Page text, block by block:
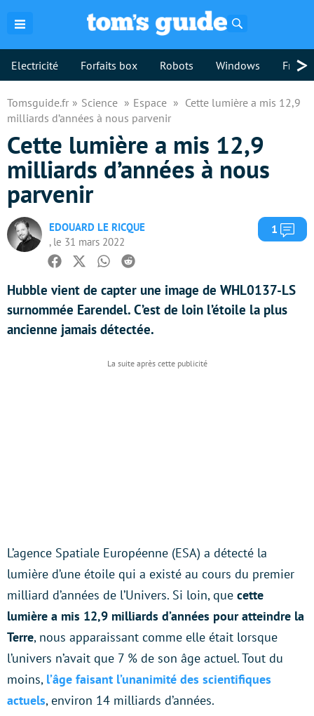
Electricité Forfaits box Robots Windows >
Tomsguide.fr Science Espace
Cette lumière a mis 12,9
milliards d’années à nous parvenir
Cette lumière a mis 12,9
milliards d’années à nous
parvenir
EDOUARD LE RICQUE
, le 31 mars 2022
1
Facebook
TwitterWhatsapp
Reddit
Hubble vient de capter une image de WHL0137-LS
surnommée Earendel. C’est de loin l’étoile la plus
ancienne jamais détectée.
L’agence Spatiale Européenne (ESA) a détecté la
lumière d’une étoile qui a existé au cours du premier
milliard d’années de l’Univers. Si loin, que cette
lumière a mis 12,9 milliards d’années pour atteindre la
Terre, nous apparaissant comme elle était lorsque
l’univers n’avait que 7 % de son âge actuel. Tout du
moins, l’âge faisant l’unanimité des scientifiques
actuels, environ 14 milliards d’années.